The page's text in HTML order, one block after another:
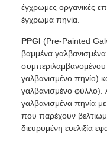
έγχρωμες οργανικές
έγχρωμα πηνία.
PPGI (Pre-Painted
βαμμένα
γαλβανισμένο πηνίο)
γαλβανισμένο φύλλο).
γαλβανισμένα πηνία
που παρέχουν
διευρυμένη ευελιξία